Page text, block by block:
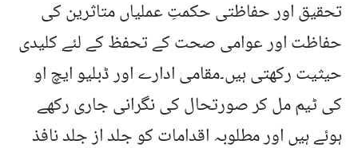
تحقیق اور حفاظتی حکمتِ عملیاں متاثرین کی
حفاظت اور عوامی صحت کے تحفظ کے لئے کلیدی
حیثیت رکھتی ہیں۔مقامی ادارے اور ڈبلیو ایچ او
کی ٹیم مل کر صورتحال کی نگرانی جاری رکھے
ہوئے ہیں اور مطلوبہ اقدامات کو جلد از جلد نافذ